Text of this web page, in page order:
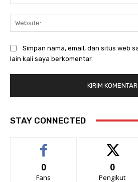
Simpan nama, email, dan situs web
lain kali saya berkomentar.
STAY CONNECTED
0
Fans
0
Pengikut